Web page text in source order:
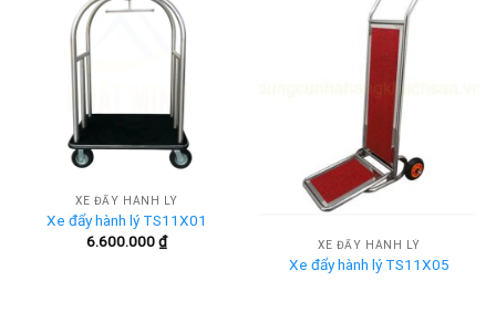
XE ĐẨY HÀNH LÝ
Xe đẩy hành lý TS11X01
6.600.000₫ XE ĐẨY HÀNH LÝ
Xe đẩy hành lý TS11X05